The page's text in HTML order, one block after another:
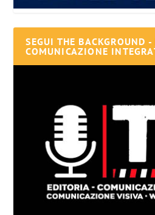
SEGUI THE BACKGROUND
COMUNICAZIONE